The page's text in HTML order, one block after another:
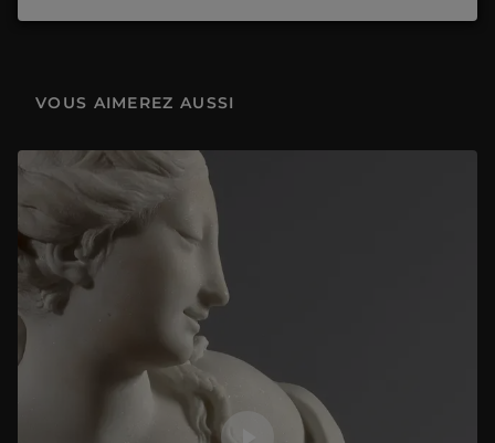
Diffusion et hybridation des modèles romains (4/5)
Affinités et divergences : France, Italie et Flandres (5/5)
VOUS AIMEREZ AUSSI